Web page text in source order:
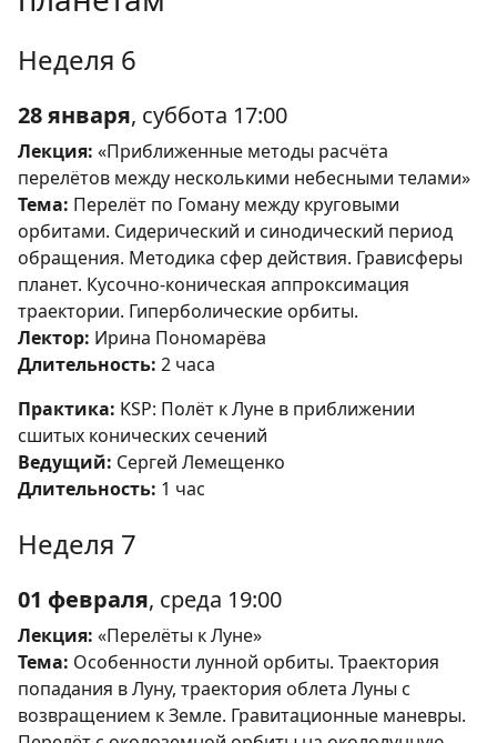
Неделя 6
28 января, суббота 17:00
Лекция: «Приближенные методы расчёта
перелётов между несколькими небесными телами»
Тема: Перелёт по Гоману между круговыми
орбитами. Сидерический и синодический период
обращения. Методика сфер действия. Грависферы
планет. Кусочно-коническая аппроксимация
траектории. Гиперболические орбиты.
Лектор: Ирина Пономарёва
Длительность: 2 часа
Практика: KSP: Полёт к Луне в приближении
сшитых конических сечений
Ведущий: Сергей Лемещенко
Длительность: 1 час
Неделя 7
01 февраля, среда 19:00
Лекция: «Перелёты к Луне»
Тема: Особенности лунной орбиты. Траектория
попадания в Луну, траектория облета Луны с
возвращением к Земле. Гравитационные маневры.